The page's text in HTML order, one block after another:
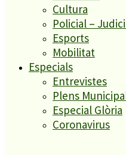
Cultura
Policial –
Esports
Mobilitat
Especials
Entrevistes
Plens
Especial Glòria
Coronavirus
SUBSCRIURE’M
És tendència ara
ESPORTS CAP DE
2
Tanquen un local de
deficiències sanitàries
Un historiador local
sobre el Castell de
Un grup de cigonyes fa